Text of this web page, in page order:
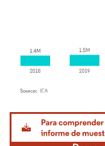
Imagen © Mordor